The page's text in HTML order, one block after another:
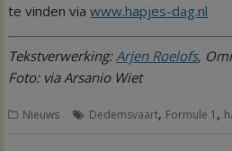
te vinden viawww.hapjes-dag.nl
Tekstverwerking: Arjen Roelofs,
Foto: via Arsanio Wiet
Nieuws Dedemsvaart, Formule 1 ,